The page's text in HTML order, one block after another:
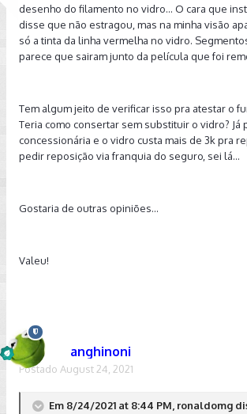
desenho do filamento no vidro... O cara que
disse que não estragou, mas na minha visão
só a tinta da linha vermelha no vidro.
parece que sairam junto da película que foi
Tem algum jeito de verificar isso pra atestar o
Teria como consertar sem substituir o vidro? Já
concessionária e o vidro custa mais de 3k pra
pedir reposição via franquia do seguro, sei lá...
Gostaria de outras opiniões...
Valeu!
anghinoni
Postado August 24, 2021
Em 8/24/2021 at 8:44 PM, ronaldomg